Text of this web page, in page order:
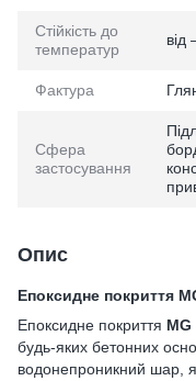
Стійкість до
температур
від
Фактура
Сфера
застосування
Опис
Епоксидне покриття
Епоксидне покриття MG
будь-яких бетонних
водонепроникний шар,